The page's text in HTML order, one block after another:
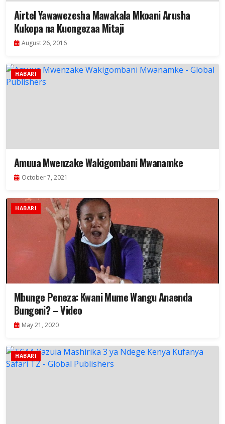
Airtel Yawawezesha Mawakala Mkoani Arusha
Kukopa na Kuongezaa Mitaji
August 26, 2016
HABARI
Amuua Mwenzake Wakigombani Mwanamke
October 7, 2021
HABARI
Mbunge Peneza: Kwani Mume Wangu Anaenda
Bungeni? – Video
May 21, 2020
HABARI